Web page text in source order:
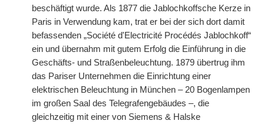
beschäftigt wurde. Als 1877 die Jablochkoffsche Kerze in
Paris in Verwendung kam, trat er bei der sich dort damit
befassenden „Société d'Electricité Procédés Jablochkoff“
ein und übernahm mit gutem Erfolg die Einführung in die
Geschäfts- und Straßenbeleuchtung. 1879 übertrug ihm
das Pariser Unternehmen die Einrichtung einer
elektrischen Beleuchtung in München – 20 Bogenlampen
im großen Saal des Telegrafengebäudes –, die
gleichzeitig mit einer von Siemens & Halske